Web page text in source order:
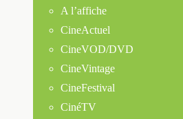
A l’affiche
CineActuel
CineVOD/DVD
CineVintage
CineFestival
CinéTV